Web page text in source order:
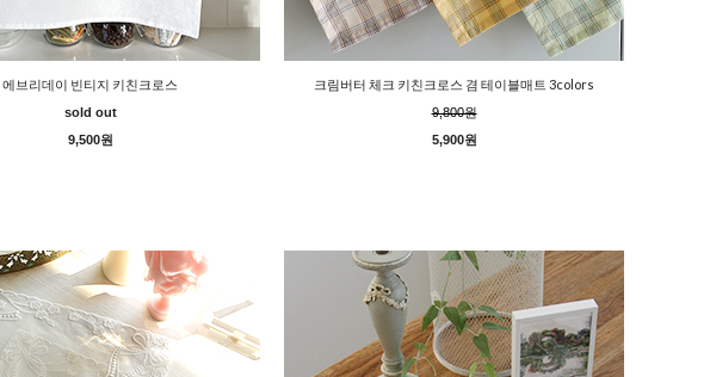
에브리데이 빈티지 키친크로스
sold out
9,500원
크림버터 체크 키친크로스 겸 테이블매트 3colors
9,800원
5,900원